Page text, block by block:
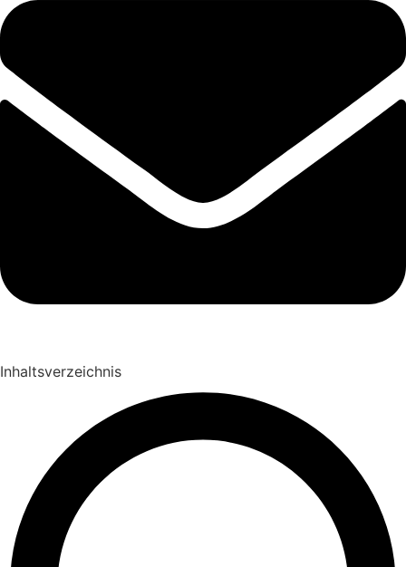
Inhaltsverzeichnis